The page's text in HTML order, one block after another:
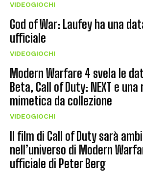
VIDEOGIOCHI
God of War: Laufey ha una
ufficiale
VIDEOGIOCHI
Modern Warfare 4 svela le
Beta, Call of Duty: NEXT e
mimetica da collezione
VIDEOGIOCHI
Il film di Call of Duty sarà
nell’universo di Modern
ufficiale di Peter Berg